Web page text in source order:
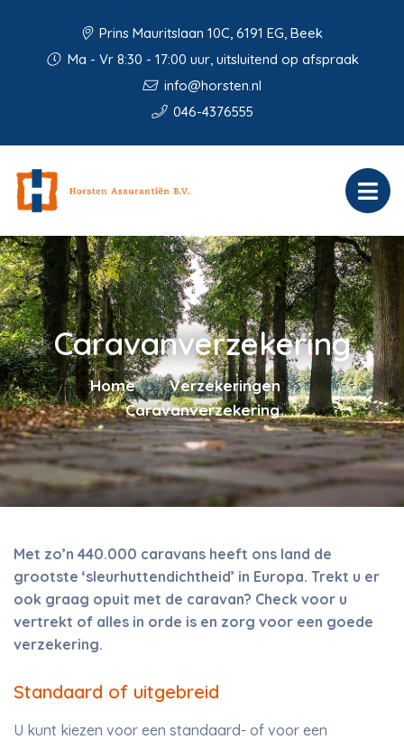
Prins Mauritslaan 10C, 6191 EG, Beek
Ma - Vr 8:30 - 17:00 uur, uitsluitend op afspraak
info@horsten.nl
046-4376555
Caravanverzekering
Home
Verzekeringen
Caravanverzekering
Met zo’n 440.000 caravans heeft ons land de
grootste ‘sleurhuttendichtheid’ in Europa. Trekt u er
ook graag opuit met de caravan? Check voor u
vertrekt of alles in orde is en zorg voor een goede
verzekering.
Standaard of uitgebreid
U kunt kiezen voor een standaard- of voor een